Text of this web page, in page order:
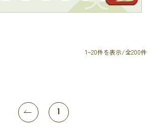
1~20件を表示/全200件
1